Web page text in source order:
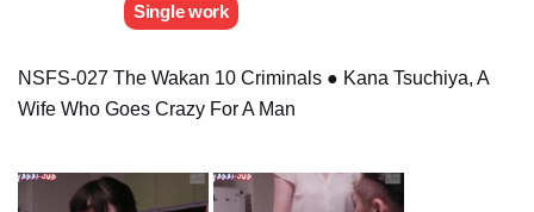
Single work
NSFS-027 The Wakan 10 Criminals ● Kana Tsuchiya, A
Wife Who Goes Crazy For A Man